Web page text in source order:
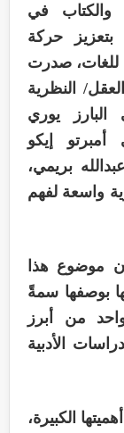
والكتاب في
بتعزيز حركة
للغات، صدرت
النظرية
البارز يوري
أمبرتو إيكو
بريمي،
رؤية واسعة لفهم
موضوع هذا
بوصفها سمةً
من أبرز
الأدبية
الكبيرة،